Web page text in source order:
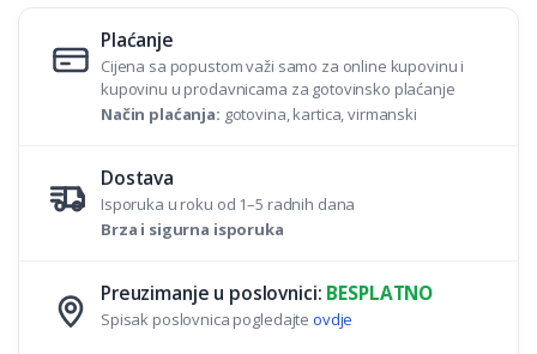
Plaćanje
Cijena sa popustom važi samo za online kupovinu i
kupovinu u prodavnicama za gotovinsko plaćanje
Način plaćanja: gotovina, kartica, virmanski
Dostava
Isporuka u roku od 1–5 radnih dana
Brza i sigurna isporuka
Preuzimanje u poslovnici: BESPLATNO
Spisak poslovnica pogledajte ovdje